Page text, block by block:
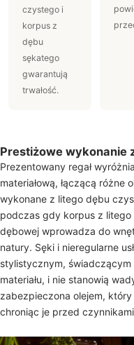
czystego i
korpus z
dębu
sękatego
gwarantują
trwałość.
Prestiżowe wykonanie
Prezentowany regał
materiałową, łączącą
wykonane z litego dębu
podczas gdy korpus z
dębowej wprowadza do
natury. Sęki i nieregularne
stylistycznym,
materiału, i nie stanowią
zabezpieczona olejem,
chroniąc je przed